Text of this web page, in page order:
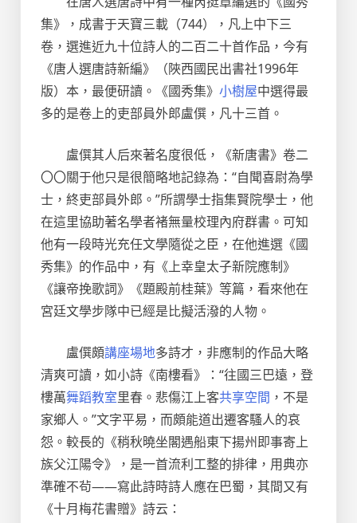
集》，成書于天寶三載（744），凡上中下三
卷，選進近九十位詩人的二百二十首作品，今有
《唐人選唐詩新編》（陜西國民出書社1996年
版）本，最便研讀。《國秀集》 小樹屋中選得最
多的是卷上的吏部員外郎盧僎，凡十三首。
盧僎其人后來著名度很低，《新唐書》卷二
〇〇關于他只是很簡略地記錄為：“自聞喜尉為學
士，終吏部員外郎。”所謂學士指集賢院學士，他
在這里協助著名學者褚無量校理內府群書。可知
他有一段時光充任文學隨從之臣，在他進選《國
秀集》的作品中，有《上幸皇太子新院應制》
《讓帝挽歌詞》《題殿前桂葉》等篇，看來他在
宮廷文學步隊中已經是比擬活潑的人物。
盧僎頗講座場地多詩才，非應制的作品大略
清爽可讀，如小詩《南樓看》：“往國三巴遠，登
樓萬舞蹈教室里春。悲傷江上客共享空間 ，不是
家鄉人。”文字平易，而頗能道出遷客騷人的哀
怨。較長的《稍秋曉坐閣遇船東下揚州即事寄上
族父江陽令》，是一首流利工整的排律，用典亦
準確不茍——寫此詩時詩人應在巴蜀，其間又有
《十月梅花書贈》詩云：